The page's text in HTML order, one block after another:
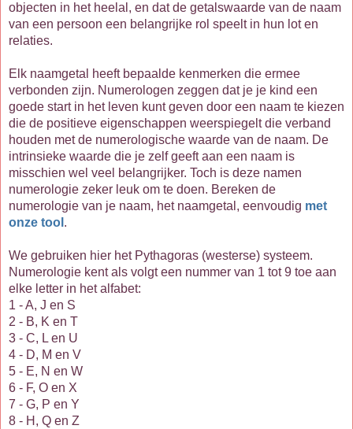
objecten in het heelal, en dat de getalswaarde van de naam
van een persoon een belangrijke rol speelt in hun lot en
relaties.
Elk naamgetal heeft bepaalde kenmerken die ermee
verbonden zijn. Numerologen zeggen dat je je kind een
goede start in het leven kunt geven door een naam te kiezen
die de positieve eigenschappen weerspiegelt die verband
houden met de numerologische waarde van de naam. De
intrinsieke waarde die je zelf geeft aan een naam is
misschien wel veel belangrijker. Toch is deze namen
numerologie zeker leuk om te doen. Bereken de
numerologie van je naam, het naamgetal, eenvoudig met
onze tool .
We gebruiken hier het Pythagoras (westerse) systeem.
Numerologie kent als volgt een nummer van 1 tot 9 toe aan
elke letter in het alfabet:
1 - A, J en S
2 - B, K en T
3 - C, L en U
4 - D, M en V
5 - E, N en W
6 - F, O en X
7 - G, P en Y
8 - H, Q en Z